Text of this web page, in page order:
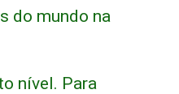
do mundo na
nível. Para